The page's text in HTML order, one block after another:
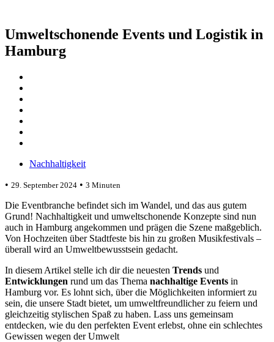
Umweltschonende Events und Logistik in
Hamburg
Nachhaltigkeit
• 29. September 2024 • 3 Minuten
Die Eventbranche befindet sich im Wandel, und das aus gutem
Grund! Nachhaltigkeit und umweltschonende Konzepte sind nun
auch in Hamburg angekommen und prägen die Szene maßgeblich.
Von Hochzeiten über Stadtfeste bis hin zu großen Musikfestivals –
überall wird an Umweltbewusstsein gedacht.
In diesem Artikel stelle ich dir die neuesten Trends und
Entwicklungen rund um das Thema nachhaltige Events in
Hamburg vor. Es lohnt sich, über die Möglichkeiten informiert zu
sein, die unsere Stadt bietet, um umweltfreundlicher zu feiern und
gleichzeitig stylischen Spaß zu haben. Lass uns gemeinsam
entdecken, wie du den perfekten Event erlebst, ohne ein schlechtes
Gewissen wegen der Umwelt